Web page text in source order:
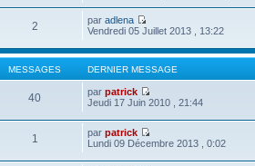
2 paradlena
Vendredi 05 Juillet 2013 , 13:22
MESSAGES DERNIER MESSAGE
40 parpatrick
Jeudi 17 Juin 2010 , 21:44
1 parpatrick
Lundi 09 Décembre 2013 , 0:02